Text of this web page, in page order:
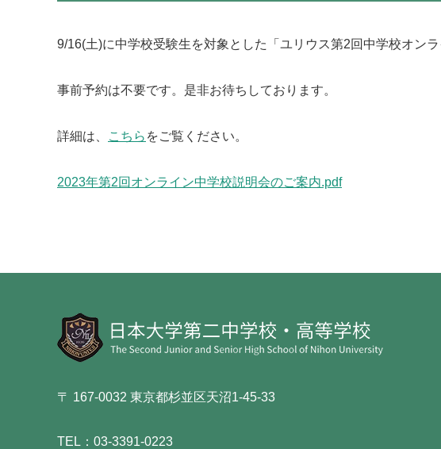
9/16(土)に中学校受験生を対象とした「ユリウス第2回中学校オン
事前予約は不要です。 是非お待ちしております。
詳細は、 こちら をご覧ください。
2023年第2回オンライン中学校説明会のご案内.pdf
〒 167-0032 東京都杉並区天沼1-45-33
TEL： 03-3391-0223